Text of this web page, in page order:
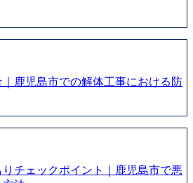
鹿児島市での解体工事における防
チェックポイント｜鹿児島市で悪